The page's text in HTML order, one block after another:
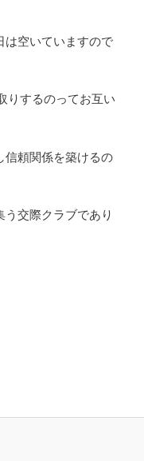
は空いていますので
りするのってお互い
信頼関係を築けるの
交際クラブであり